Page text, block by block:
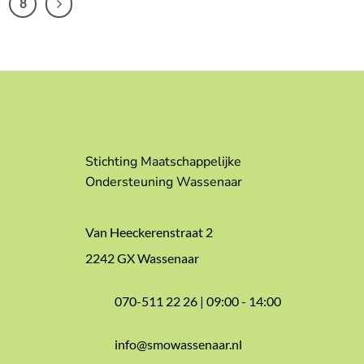
8
Stichting Maatschappelijke
Ondersteuning Wassenaar
Van Heeckerenstraat 2
2242 GX Wassenaar
070-511 22 26 |09:00 - 14:00
info@smowassenaar.nl